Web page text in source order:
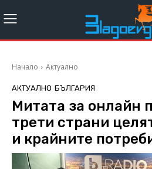
Начало Актуално
АКТУАЛНО БЪЛГАРИЯ
Митата за онлайн
трети страни
и крайните